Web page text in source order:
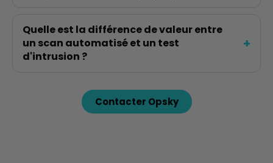
Quelle est la différence de valeur entre
un scan automatisé et un test
d'intrusion ?
Contacter Opsky